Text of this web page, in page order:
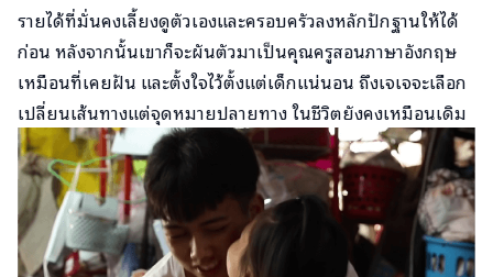
รายได้ที่มั่นคงเลี้ยงดูตัวเองและครอบครัวลงหลักปักฐานให้ได้
ก่อน หลังจากนั้นเขาก็จะผันตัวมาเป็นคุณครูสอนภาษาอังกฤษ
เหมือนที่เคยฝัน และตั้งใจไว้ตั้งแต่เด็กแน่นอน ถึงเจเจจะเลือก
เปลี่ยนเส้นทางแต่จุดหมายปลายทาง ในชีวิตยังคงเหมือนเดิม